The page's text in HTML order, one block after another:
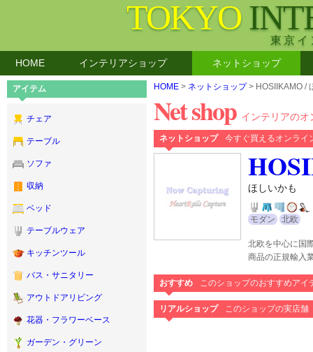
TOKYO
東京イ
HOME インテリアショップ ネットショップ
アイテム
チェア
テーブル
ソファ
収納
ベッド
テーブルウェア
キッチンツール
バス・サニタリー
アウトドアリビング
花器・フラワーベース
ガーデン・グリーン
HOME > ネットショップ> HOSIIKAMO /
Net shop インテリアのオ
ネットショップ 今すぐ買えるオンライ
ほしいかも
モダン 北欧
北欧を中心に国
商品の正規輸入
おすすめ このショップのおすすめアイ
リアルショップ このショップの実店舗